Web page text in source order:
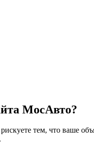
МосАвто?
тем, что ваше